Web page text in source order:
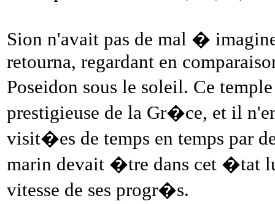
Sion n'avait pas de mal �
retourna, regardant en
Poseidon sous le soleil. Ce
prestigieuse de la Gr�ce, et il
visit�es de temps en temps par
marin devait �tre dans cet �tat
vitesse de ses progr�s.